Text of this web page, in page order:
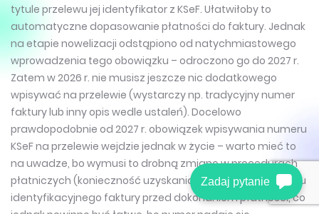
Zadaj pytanie
tytule przelewu jej identyfikator z KSeF. Ułatwiłoby to
automatyczne dopasowanie płatności do faktury. Jednak
na etapie nowelizacji odstąpiono od natychmiastowego
wprowadzenia tego obowiązku – odroczono go do 2027 r.
Zatem w 2026 r. nie musisz jeszcze nic dodatkowego
wpisywać na przelewie (wystarczy np. tradycyjny numer
faktury lub inny opis wedle ustaleń). Docelowo
prawdopodobnie od 2027 r. obowiązek wpisywania numeru
KSeF na przelewie wejdzie jednak w życie – warto mieć to
na uwadze, bo wymusi to drobną zmianę w procedurach
płatniczych (konieczność uzyskania od wystawcy numeru
identyfikacyjnego faktury przed dokonaniem płatności, co